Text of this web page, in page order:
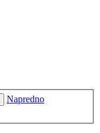
Napredno